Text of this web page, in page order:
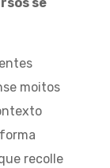
moitos
recolle